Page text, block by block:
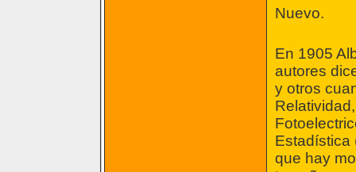
Nuevo.
En 1905
autores
y otros
Estadística
que hay